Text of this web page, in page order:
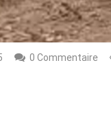
0 Commentaire